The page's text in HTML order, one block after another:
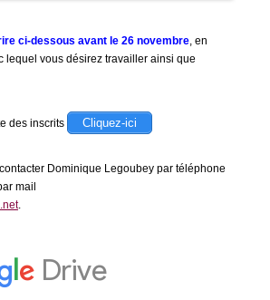
ci-dessous avant le 26 novembre , en
lequel vous désirez travailler ainsi que
des inscrits Cliquez-ici
Dominique Legoubey par téléphone
mail
.